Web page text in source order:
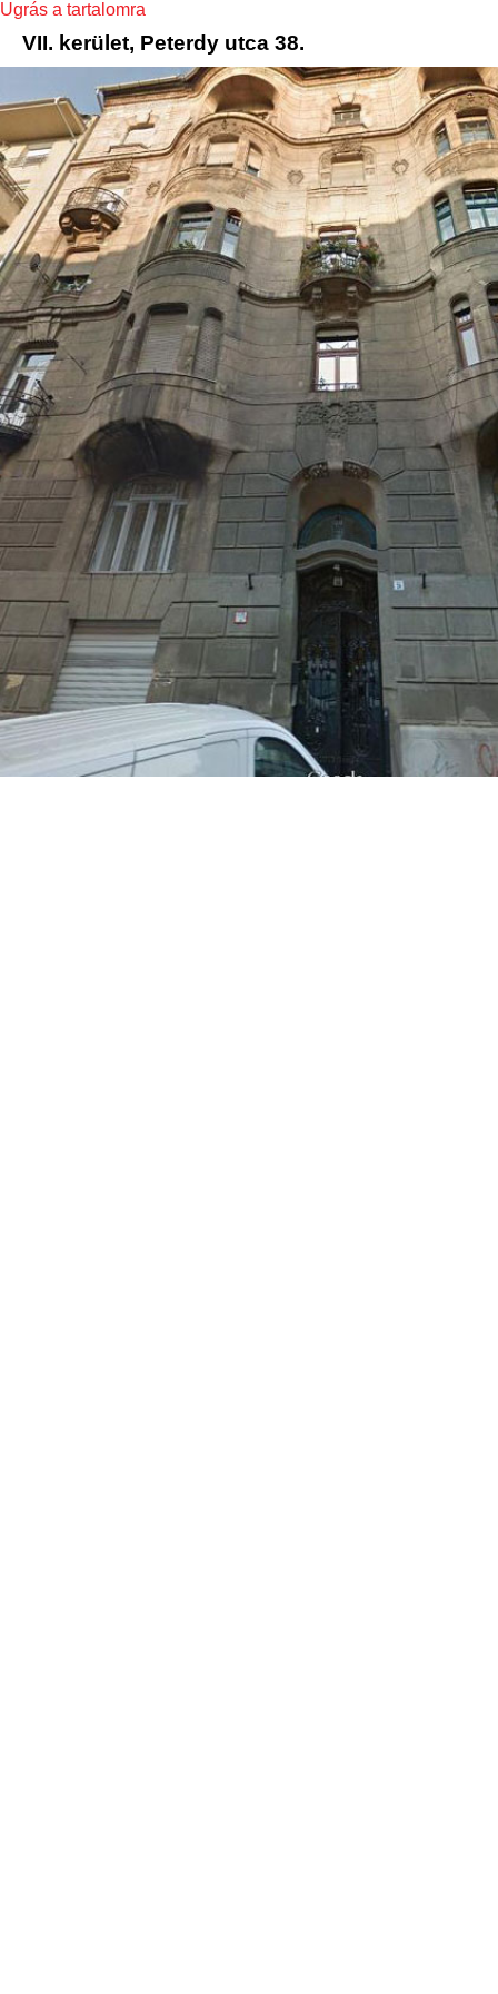
Ugrás a tartalomra
VII. kerület, Peterdy utca 38.